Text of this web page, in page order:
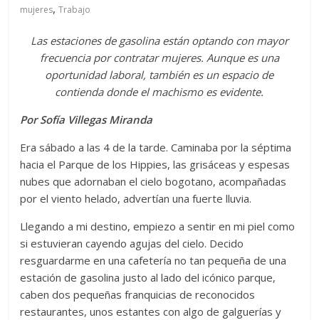
mujeres,Trabajo
Las estaciones de gasolina están optando con mayor
frecuencia por contratar mujeres. Aunque es una
oportunidad laboral, también es un espacio de
contienda donde el machismo es evidente.
Por Sofía Villegas Miranda
Era sábado a las 4 de la tarde. Caminaba por la séptima
hacia el Parque de los Hippies, las grisáceas y espesas
nubes que adornaban el cielo bogotano, acompañadas
por el viento helado, advertían una fuerte lluvia.
Llegando a mi destino, empiezo a sentir en mi piel como
si estuvieran cayendo agujas del cielo. Decido
resguardarme en una cafetería no tan pequeña de una
estación de gasolina justo al lado del icónico parque,
caben dos pequeñas franquicias de reconocidos
restaurantes, unos estantes con algo de galguerías y